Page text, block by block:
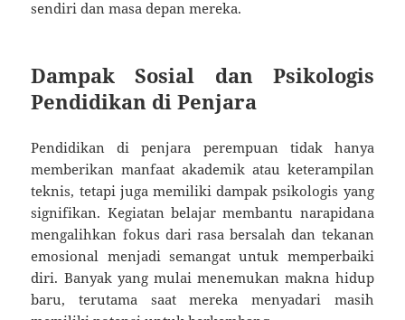
sendiri dan masa depan mereka.
Dampak Sosial dan Psikologis
Pendidikan di Penjara
Pendidikan di penjara perempuan tidak hanya
memberikan manfaat akademik atau keterampilan
teknis, tetapi juga memiliki dampak psikologis yang
signifikan. Kegiatan belajar membantu narapidana
mengalihkan fokus dari rasa bersalah dan tekanan
emosional menjadi semangat untuk memperbaiki
diri. Banyak yang mulai menemukan makna hidup
baru, terutama saat mereka menyadari masih